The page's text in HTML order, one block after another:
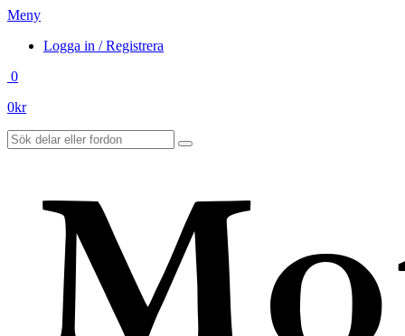
Meny
Logga in / Registrera
0
0kr